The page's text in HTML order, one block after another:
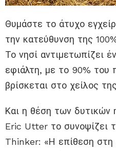
Θυμάστε το άτυχο
την κατεύθυνση της
Το νησί αντιμετωπίζει
εφιάλτη, με το 90% του
βρίσκεται στο χείλος
Και η θέση των δυτικών
Eric Utter το συνοψίζει
Thinker: «Η επίθεση στη